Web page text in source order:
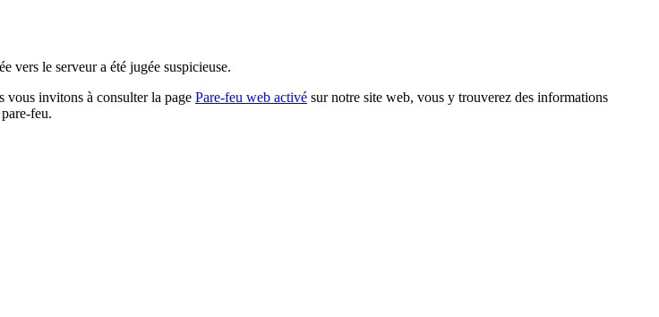
vers le serveur a été jugée suspicieuse.
vous invitons à consulter la page Pare-feu web activé sur notre site web, vous y trouverez des informations
feu.